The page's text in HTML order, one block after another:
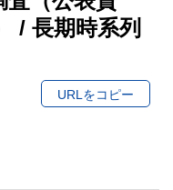
/ 長期時系列
URLをコピー